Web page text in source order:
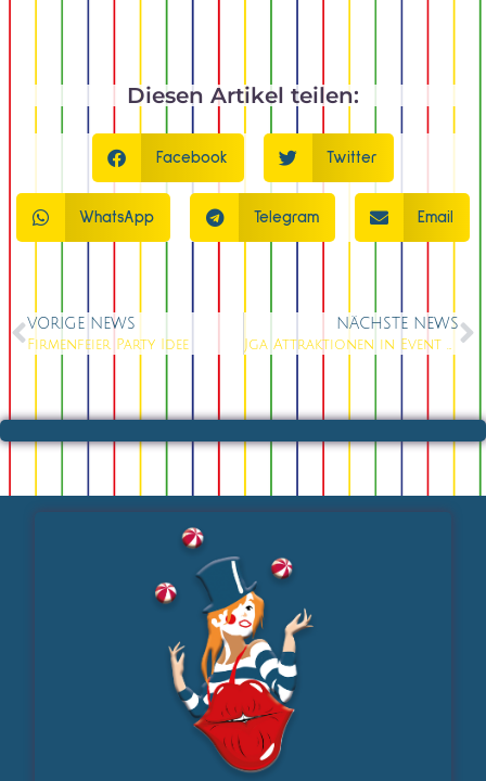
Diesen Artikel teilen:
Facebook Twitter
WhatsApp Telegram Email
VORIGE NEWS
Firmenfeier Party Idee
NÄCHSTE NEWS
Jga Attraktionen in Event Bar